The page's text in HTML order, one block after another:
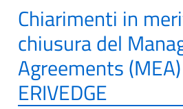
Chiarimenti in
chiusura del
Agreements
ERIVEDGE